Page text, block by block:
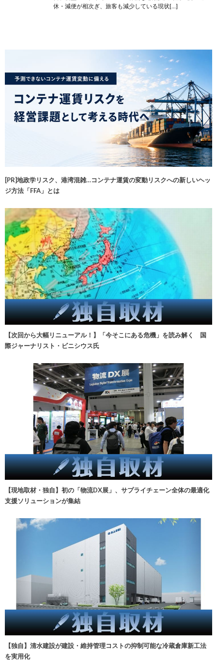
休・減便が相次ぎ、旅客も減少している現状[…]
[PR]地政学リスク、港湾混雑…コンテナ運賃の変動リスクへの新しいヘッ
ジ方法「FFA」とは
【次回から大幅リニューアル！】「今そこにある危機」を読み解く 国
際ジャーナリスト・ビニシウス氏
【現地取材・独自】初の「物流DX展」、サプライチェーン全体の最適化
支援ソリューションが集結
【独自】清水建設が建設・維持管理コストの抑制可能な冷蔵倉庫新工法
を実用化